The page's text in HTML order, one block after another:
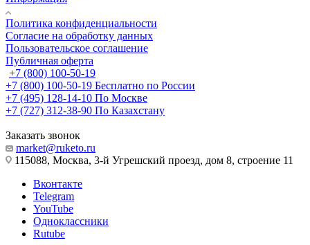
Политика конфиденциальности
Согласие на обработку данных
Пользовательское соглашение
Публичная оферта
+7 (800) 100-50-19
+7 (800) 100-50-19 Бесплатно по России
+7 (495) 128-14-10 По Москве
+7 (727) 312-38-90 По Казахстану
Заказать звонок
market@ruketo.ru
115088, Москва, 3-й Угрешский проезд, дом 8, строение 11
Вконтакте
Telegram
YouTube
Одноклассники
Rutube